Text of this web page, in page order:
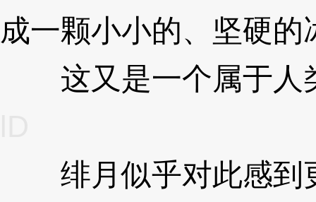
成一颗小小的、坚硬的
这又是一个属于人
绯月似乎对此感到